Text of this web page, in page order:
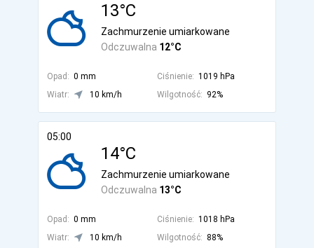
13°C
Odczuwalna 12°C
Zachmurzenie umiarkowane
Opad: 0 mm Ciśnienie: 1019 hPa
Wiatr:
10 km/h Wilgotność: 92%
05:00
14°C
Odczuwalna 13°C
Zachmurzenie umiarkowane
Opad: 0 mm Ciśnienie: 1018 hPa
Wiatr:
10 km/h Wilgotność: 88%